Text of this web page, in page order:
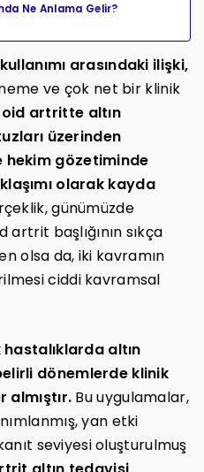
Ne Anlama Gelir?
arasındaki ilişki,
ve çok net bir klinik
artritte altın
üzerinden
gözetiminde
olarak kayda
günümüzde
başlığının sıkça
olsa da, iki kavramın
ciddi kavramsal
altın
dönemlerde klinik
almıştır. Bu uygulamalar,
yan etki
seviyesi oluşturulmuş